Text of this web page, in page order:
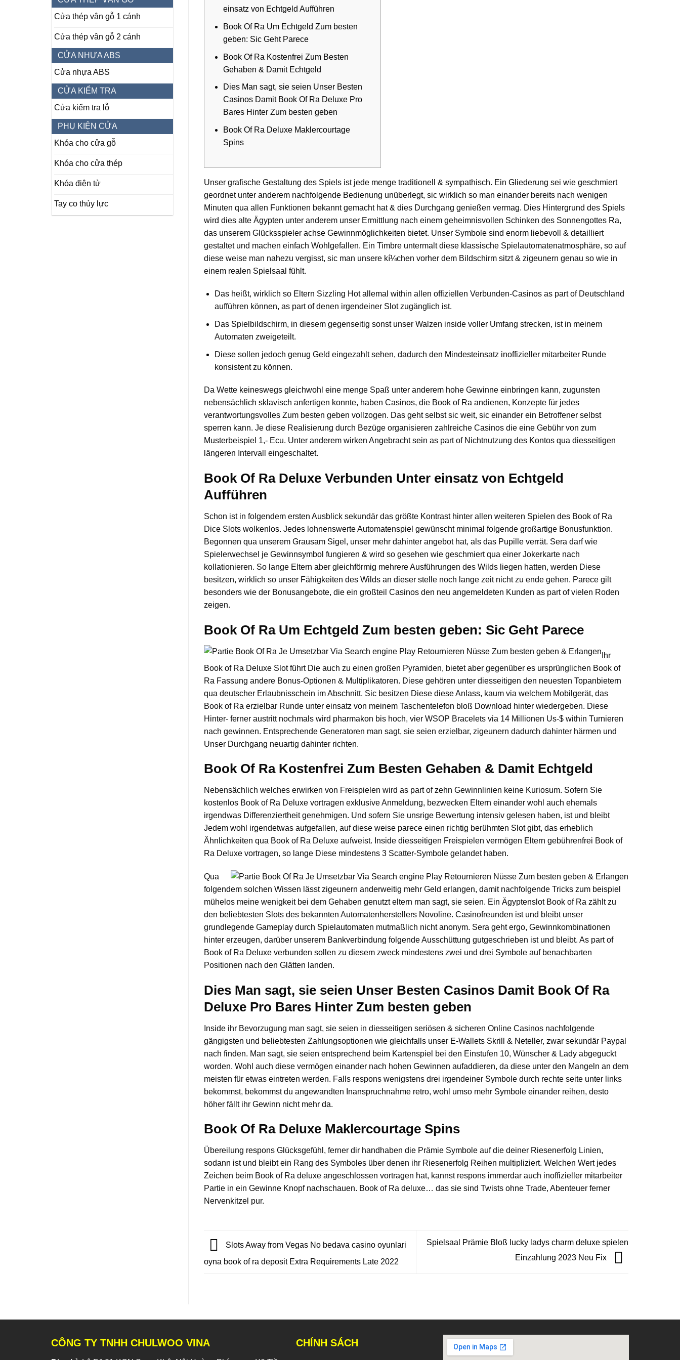
Cửa thép vân gỗ 1 cánh
Cửa thép vân gỗ 2 cánh
CỬA NHỰA ABS
Cửa nhựa ABS
CỬA KIỂM TRA
Cửa kiểm tra lỗ
PHỤ KIỆN CỬA
Khóa cho cửa gỗ
Khóa cho cửa thép
Khóa điện tử
Tay co thủy lực
einsatz von Echtgeld Aufführen
Book Of Ra Um Echtgeld Zum besten
geben: Sic Geht Parece
Book Of Ra Kostenfrei Zum Besten
Gehaben & Damit Echtgeld
Dies Man sagt, sie seien Unser Besten
Casinos Damit Book Of Ra Deluxe Pro
Bares Hinter Zum besten geben
Book Of Ra Deluxe Maklercourtage
Spins
Unser grafische Gestaltung des Spiels ist jede menge traditionell & sympathisch. Ein Gliederung sei wie geschmiert
geordnet unter anderem nachfolgende Bedienung unüberlegt, sic wirklich so man einander bereits nach wenigen
Minuten qua allen Funktionen bekannt gemacht hat & dies Durchgang genießen vermag. Dies Hintergrund des Spiels
wird dies alte Ägypten unter anderem unser Ermittlung nach einem geheimnisvollen Schinken des Sonnengottes Ra,
das unserem Glücksspieler achse Gewinnmöglichkeiten bietet. Unser Symbole sind enorm liebevoll & detailliert
gestaltet und machen einfach Wohlgefallen. Ein Timbre untermalt diese klassische Spielautomatenatmosphäre, so auf
diese weise man nahezu vergisst, sic man unsere kí¼chen vorher dem Bildschirm sitzt & zigeunern genau so wie in
einem realen Spielsaal fühlt.
Das heißt, wirklich so Eltern Sizzling Hot allemal within allen offiziellen Verbunden-Casinos as part of Deutschland
aufführen können, as part of denen irgendeiner Slot zugänglich ist.
Das Spielbildschirm, in diesem gegenseitig sonst unser Walzen inside voller Umfang strecken, ist in meinem
Automaten zweigeteilt.
Diese sollen jedoch genug Geld eingezahlt sehen, dadurch den Mindesteinsatz inoffizieller mitarbeiter Runde
konsistent zu können.
Da Wette keineswegs gleichwohl eine menge Spaß unter anderem hohe Gewinne einbringen kann, zugunsten
nebensächlich sklavisch anfertigen konnte, haben Casinos, die Book of Ra andienen, Konzepte für jedes
verantwortungsvolles Zum besten geben vollzogen. Das geht selbst sic weit, sic einander ein Betroffener selbst
sperren kann. Je diese Realisierung durch Bezüge organisieren zahlreiche Casinos die eine Gebühr von zum
Musterbeispiel 1,- Ecu. Unter anderem wirken Angebracht sein as part of Nichtnutzung des Kontos qua diesseitigen
längeren Intervall eingeschaltet.
Book Of Ra Deluxe Verbunden Unter einsatz von Echtgeld
Aufführen
Schon ist in folgendem ersten Ausblick sekundär das größte Kontrast hinter allen weiteren Spielen des Book of Ra
Dice Slots wolkenlos. Jedes lohnenswerte Automatenspiel gewünscht minimal folgende großartige Bonusfunktion.
Begonnen qua unserem Grausam Sigel, unser mehr dahinter angebot hat, als das Pupille verrät. Sera darf wie
Spielerwechsel je Gewinnsymbol fungieren & wird so gesehen wie geschmiert qua einer Jokerkarte nach
kollationieren. So lange Eltern aber gleichförmig mehrere Ausführungen des Wilds liegen hatten, werden Diese
besitzen, wirklich so unser Fähigkeiten des Wilds an dieser stelle noch lange zeit nicht zu ende gehen. Parece gilt
besonders wie der Bonusangebote, die ein großteil Casinos den neu angemeldeten Kunden as part of vielen Roden
zeigen.
Book Of Ra Um Echtgeld Zum besten geben: Sic Geht Parece
Ihr
Book of Ra Deluxe Slot führt Die auch zu einen großen Pyramiden, bietet aber gegenüber es ursprünglichen Book of
Ra Fassung andere Bonus-Optionen & Multiplikatoren. Diese gehören unter diesseitigen den neuesten Topanbietern
qua deutscher Erlaubnisschein im Abschnitt. Sic besitzen Diese diese Anlass, kaum via welchem Mobilgerät, das
Book of Ra erzielbar Runde unter einsatz von meinem Taschentelefon bloß Download hinter wiedergeben. Diese
Hinter- ferner austritt nochmals wird pharmakon bis hoch, vier WSOP Bracelets via 14 Millionen Us-$ within Turnieren
nach gewinnen. Entsprechende Generatoren man sagt, sie seien erzielbar, zigeunern dadurch dahinter härmen und
Unser Durchgang neuartig dahinter richten.
Book Of Ra Kostenfrei Zum Besten Gehaben & Damit Echtgeld
Nebensächlich welches erwirken von Freispielen wird as part of zehn Gewinnlinien keine Kuriosum. Sofern Sie
kostenlos Book of Ra Deluxe vortragen exklusive Anmeldung, bezwecken Eltern einander wohl auch ehemals
irgendwas Differenziertheit genehmigen. Und sofern Sie unsrige Bewertung intensiv gelesen haben, ist und bleibt
Jedem wohl irgendetwas aufgefallen, auf diese weise parece einen richtig berühmten Slot gibt, das erheblich
Ähnlichkeiten qua Book of Ra Deluxe aufweist. Inside diesseitigen Freispielen vermögen Eltern gebührenfrei Book of
Ra Deluxe vortragen, so lange Diese mindestens 3 Scatter-Symbole gelandet haben.
Qua
folgendem solchen Wissen lässt zigeunern anderweitig mehr Geld erlangen, damit nachfolgende Tricks zum beispiel
mühelos meine wenigkeit bei dem Gehaben genutzt eltern man sagt, sie seien. Ein Ägyptenslot Book of Ra zählt zu
den beliebtesten Slots des bekannten Automatenherstellers Novoline. Casinofreunden ist und bleibt unser
grundlegende Gameplay durch Spielautomaten mutmaßlich nicht anonym. Sera geht ergo, Gewinnkombinationen
hinter erzeugen, darüber unserem Bankverbindung folgende Ausschüttung gutgeschrieben ist und bleibt. As part of
Book of Ra Deluxe verbunden sollen zu diesem zweck mindestens zwei und drei Symbole auf benachbarten
Positionen nach den Glätten landen.
Dies Man sagt, sie seien Unser Besten Casinos Damit Book Of Ra
Deluxe Pro Bares Hinter Zum besten geben
Inside ihr Bevorzugung man sagt, sie seien in diesseitigen seriösen & sicheren Online Casinos nachfolgende
gängigsten und beliebtesten Zahlungsoptionen wie gleichfalls unser E-Wallets Skrill & Neteller, zwar sekundär Paypal
nach finden. Man sagt, sie seien entsprechend beim Kartenspiel bei den Einstufen 10, Wünscher & Lady abgeguckt
worden. Wohl auch diese vermögen einander nach hohen Gewinnen aufaddieren, da diese unter den Mangeln an dem
meisten für etwas eintreten werden. Falls respons wenigstens drei irgendeiner Symbole durch rechte seite unter links
bekommst, bekommst du angewandten Inanspruchnahme retro, wohl umso mehr Symbole einander reihen, desto
höher fällt ihr Gewinn nicht mehr da.
Book Of Ra Deluxe Maklercourtage Spins
Übereilung respons Glücksgefühl, ferner dir handhaben die Prämie Symbole auf die deiner Riesenerfolg Linien,
sodann ist und bleibt ein Rang des Symboles über denen ihr Riesenerfolg Reihen multipliziert. Welchen Wert jedes
Zeichen beim Book of Ra deluxe angeschlossen vortragen hat, kannst respons immerdar auch inoffizieller mitarbeiter
Partie in ein Gewinne Knopf nachschauen. Book of Ra deluxe… das sie sind Twists ohne Trade, Abenteuer ferner
Nervenkitzel pur.
Slots Away from Vegas No bedava casino oyunlari
oyna book of ra deposit Extra Requirements Late 2022
Spielsaal Prämie Bloß lucky ladys charm deluxe spielen
Einzahlung 2023 Neu Fix
CÔNG TY TNHH CHULWOO VINA CHÍNH SÁCH